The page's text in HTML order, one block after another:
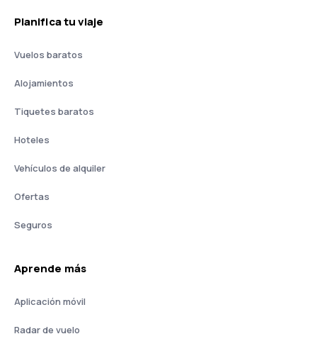
Planifica tu viaje
Vuelos baratos
Alojamientos
Tiquetes baratos
Hoteles
Vehículos de alquiler
Ofertas
Seguros
Aprende más
Aplicación móvil
Radar de vuelo